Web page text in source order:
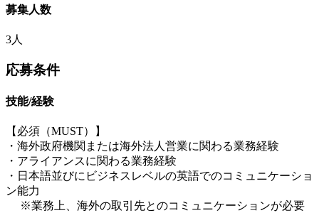
募集人数
3人
応募条件
技能/経験
【必須（MUST）】
・海外政府機関または海外法人営業に関わる業務経験
・アライアンスに関わる業務経験
・日本語並びにビジネスレベルの英語でのコミュニケーショ
ン能力
※業務上、海外の取引先とのコミュニケーションが必要